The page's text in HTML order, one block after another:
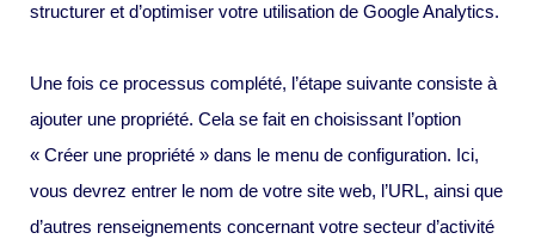
structurer et d’optimiser votre utilisation de Google Analytics.
Une fois ce processus complété, l’étape suivante consiste à
ajouter une propriété. Cela se fait en choisissant l’option
« Créer une propriété » dans le menu de configuration. Ici,
vous devrez entrer le nom de votre site web, l’URL, ainsi que
d’autres renseignements concernant votre secteur d’activité